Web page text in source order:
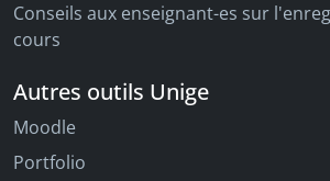
Conseils aux enseignant-es sur
cours
Autres outils Unige
Moodle
Portfolio